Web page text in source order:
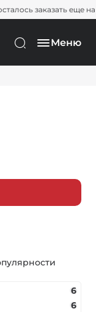
заказать еще на1 500
Меню
6
6